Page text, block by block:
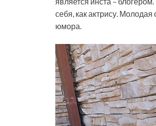
себя, как актрису.
юмора.